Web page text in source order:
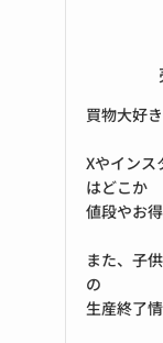
買物大好
Xやインス
はどこか
値段やお
また、子
の
生産終了